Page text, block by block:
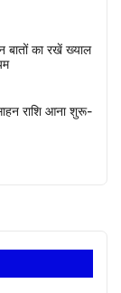
बातों का रखें ख्याल
राशि आना शुरू-